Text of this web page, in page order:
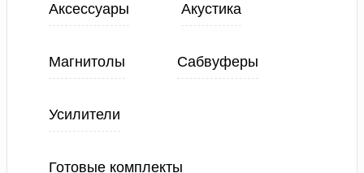
Аксессуары Акустика
Магнитолы Сабвуферы
Усилители
Готовые комплекты